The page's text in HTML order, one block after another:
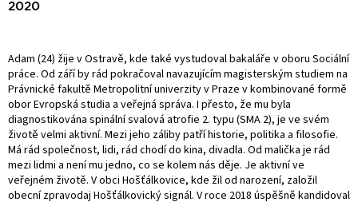
2020
Adam (24) žije v Ostravě, kde také vystudoval bakaláře v oboru Sociální
práce. Od září by rád pokračoval navazujícím magisterským studiem na
Právnické fakultě Metropolitní univerzity v Praze v kombinované formě
obor Evropská studia a veřejná správa. I přesto, že mu byla
diagnostikována spinální svalová atrofie 2. typu (SMA 2), je ve svém
životě velmi aktivní. Mezi jeho záliby patří historie, politika a filosofie.
Má rád společnost, lidi, rád chodí do kina, divadla. Od malička je rád
mezi lidmi a není mu jedno, co se kolem nás děje. Je aktivní ve
veřejném životě. V obci Hošťálkovice, kde žil od narození, založil
obecní zpravodaj Hošťálkovický signál. V roce 2018 úspěšně kandidoval